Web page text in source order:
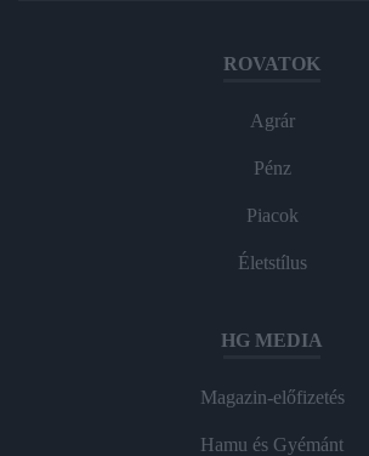
ROVATOK
Agrár
Pénz
Piacok
Életstílus
HG MEDIA
Magazin-előfizetés
Hamu és Gyémánt